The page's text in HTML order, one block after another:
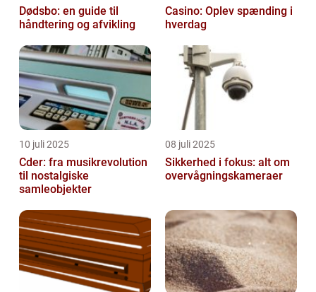
Dødsbo: en guide til
håndtering og afvikling
Casino: Oplev spænding i
hverdag
10 juli 2025
Cder: fra musikrevolution
til nostalgiske
samleobjekter
08 juli 2025
Sikkerhed i fokus: alt om
overvågningskameraer